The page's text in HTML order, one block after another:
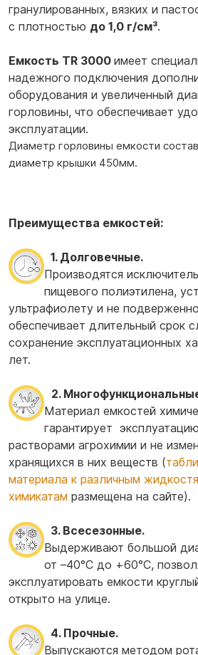
гранулированных, вязких и
с плотностью до 1,0 г/см³.
Емкость TR 3000 имеет
надежного подключения
оборудования и увеличенный
горловины, что обеспечивает
эксплуатации.
Диаметр горловины емкости
диаметр крышки 450мм.
Преимущества емкостей:
1. Долговечные.
Производятся
пищевого полиэтилена,
ультрафиолету и не
обеспечивает длительный срок
сохранение эксплуатационных
лет.
2.
Материал емкостей
гарантирует
растворами агрохимии и не
хранящихся в них веществ (
материала к различным
химикатам размещена на сайте).
3. Всесезонные.
Выдерживают большой
от –40°С до +60°С,
эксплуатировать емкости
открыто на улице.
4. Прочные.
Выпускаются методом